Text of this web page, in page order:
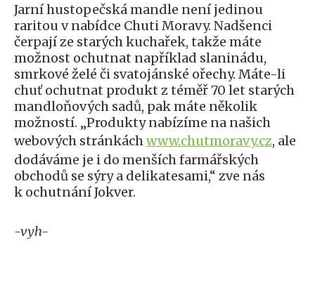
Jarní hustopečská mandle není jedinou
raritou v nabídce Chuti Moravy. Nadšenci
čerpají ze starých kuchařek, takže máte
možnost ochutnat například slaninádu,
smrkové želé či svatojánské ořechy. Máte-li
chuť ochutnat produkt z téměř 70 let starých
mandloňových sadů, pak máte několik
možností. „Produkty nabízíme na našich
webových stránkáchwww.chutmoravy.cz, ale
dodáváme je i do menších farmářských
obchodů se sýry a delikatesami,“ zve nás
k ochutnání Jokver.
-vyh-